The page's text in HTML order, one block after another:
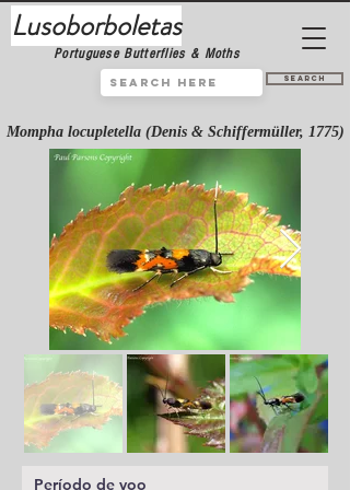
Lusoborboletas
Portuguese Butterflies & Moths
Search
Mompha locupletella (Denis & Schiffermüller, 1775)
Período de voo